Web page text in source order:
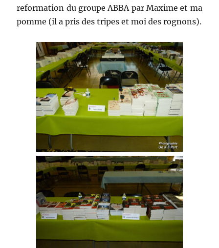
reformation du groupe ABBA par Maxime et ma
pomme (il a pris des tripes et moi des rognons).